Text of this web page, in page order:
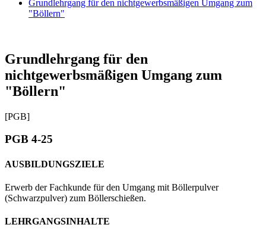
Grundlehrgang für den nichtgewerbsmäßigen Umgang zum
"Böllern"
Grundlehrgang für den
nichtgewerbsmäßigen Umgang zum
"Böllern"
[PGB]
PGB 4-25
AUSBILDUNGSZIELE
Erwerb der Fachkunde für den Umgang mit Böllerpulver
(Schwarzpulver) zum Böllerschießen.
LEHRGANGSINHALTE